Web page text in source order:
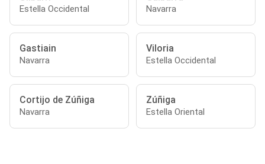
Estella Occidental Navarra
Gastiain
Navarra
Viloria
Estella Occidental
Cortijo de Zúñiga
Navarra
Zúñiga
Estella Oriental